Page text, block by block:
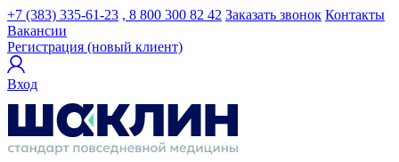
+7 (383) 335-61-23 , 8 800 300 82 42 Заказать звонок Контакты
Вакансии
Регистрация (новый клиент)
Вход